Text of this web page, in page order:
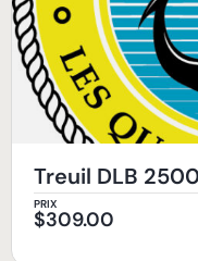
Treuil DLB
PRIX
$309.00